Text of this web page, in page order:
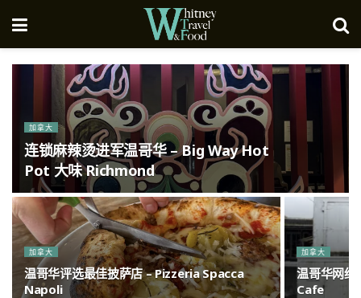
加拿大
连锁麻辣烫进军温哥华 – Big Way Hot
Pot 大味 Richmond
加拿大
温哥华评选最佳披萨店 – Pizzeria Spacca
Napoli
加拿大
温哥华网
Cafe